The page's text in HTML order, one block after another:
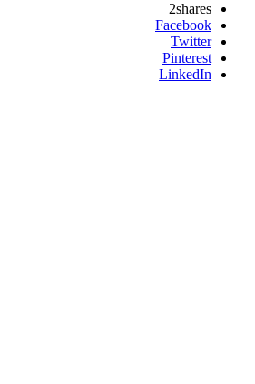
2shares
Facebook
Twitter
Pinterest
LinkedIn